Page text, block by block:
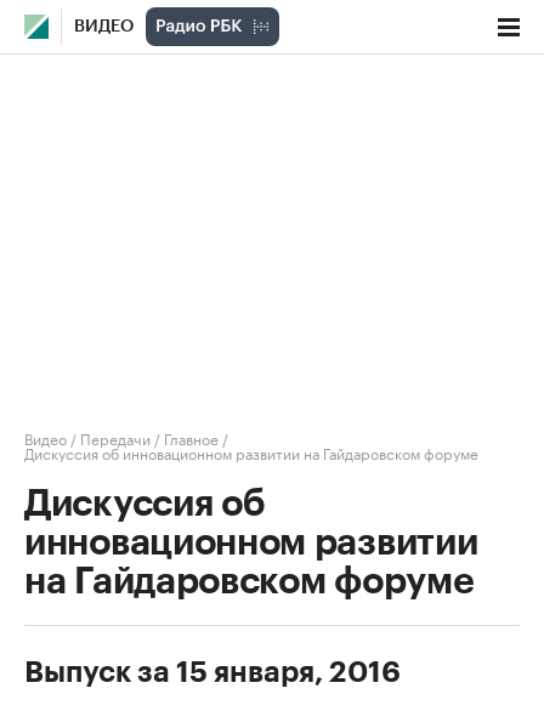
ВИДЕО
Видео / Передачи / Главное /
Дискуссия об инновационном развитии на Гайдаровском форуме
Дискуссия об
инновационном развитии
на Гайдаровском форуме
Выпуск за 15 января, 2016